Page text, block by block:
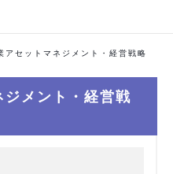
アセットマネジメント・経営戦略
メント・経営戦